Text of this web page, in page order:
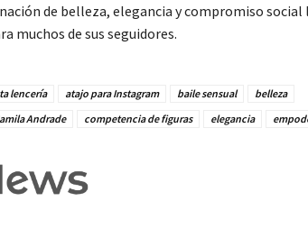
de belleza, elegancia y compromiso social
muchos de sus seguidores.
lencería atajo para Instagram baile sensual
belleza
Andrade competencia de figuras elegancia